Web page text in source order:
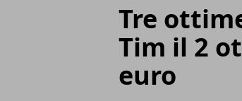
Tre
Tim il 2
euro